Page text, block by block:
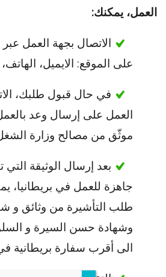
العمل، يمكنك:
الاتصال بجهة العمل
على الموقع: الايميل،
في حال قبول طلبك،
العمل على إرسال وعد
موثّق من مصالح وزارة
بعد إرسال الوثيقة
جاهزة للعمل في بريطانيا،
طلب التأشيرة من وثائق
وشهادة حسن السيرة و
الى أقرب سفارة بريطانية